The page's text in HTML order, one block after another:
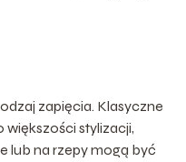
zapięcia. Klasyczne
większości stylizacji,
lub na rzepy mogą być